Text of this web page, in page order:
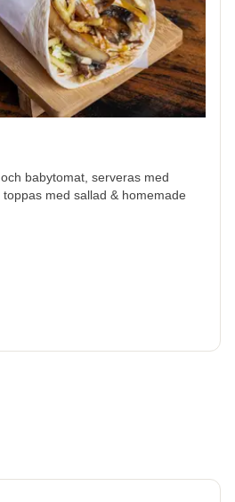
babytomat, serveras med
med sallad & homemade